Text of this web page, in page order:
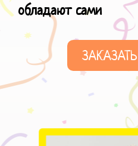
обладают сами